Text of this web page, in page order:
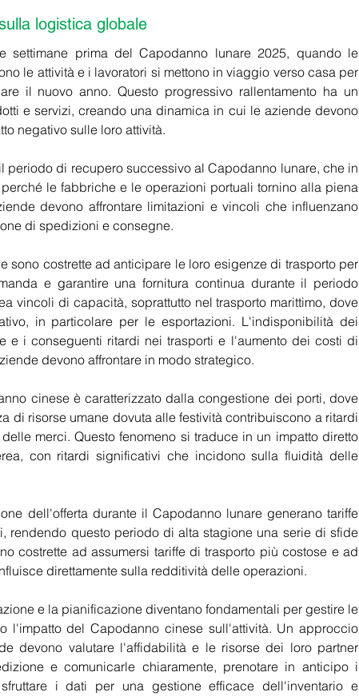
logistica globale
settimane prima del Capodanno lunare 2025, quando le
le attività e i lavoratori si mettono in viaggio verso casa per
il nuovo anno. Questo progressivo rallentamento ha un
e servizi, creando una dinamica in cui le aziende devono
negativo sulle loro attività.
di recupero successivo al Capodanno lunare, che in
le fabbriche e le operazioni portuali tornino alla piena
devono affrontare limitazioni e vincoli che influenzano
di spedizioni e consegne.
sono costrette ad anticipare le loro esigenze di trasporto per
e garantire una fornitura continua durante il periodo
vincoli di capacità, soprattutto nel trasporto marittimo, dove
in particolare per le esportazioni. L'indisponibilità dei
e i conseguenti ritardi nei trasporti e l'aumento dei costi di
devono affrontare in modo strategico.
cinese è caratterizzato dalla congestione dei porti, dove
di risorse umane dovuta alle festività contribuiscono a ritardi
merci. Questo fenomeno si traduce in un impatto diretto
con ritardi significativi che incidono sulla fluidità delle
dell'offerta durante il Capodanno lunare generano tariffe
rendendo questo periodo di alta stagione una serie di sfide
costrette ad assumersi tariffe di trasporto più costose e ad
direttamente sulla redditività delle operazioni.
e la pianificazione diventano fondamentali per gestire le
l'impatto del Capodanno cinese sull'attività. Un approccio
devono valutare l'affidabilità e le risorse dei loro partner
e comunicarle chiaramente, prenotare in anticipo i
i dati per una gestione efficace dell'inventario e